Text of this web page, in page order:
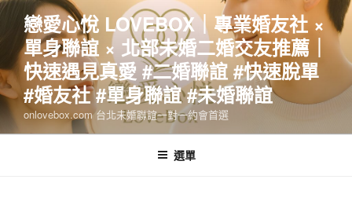
跳
主
要
內
容
戀愛心悅 LOVEBOX｜專業婚友社 ×
單身聯誼 × 北部未婚二婚交友推薦｜
快速遇見真愛 #二婚聯誼 #快速脫單
#婚友社 #單身聯誼 #未婚聯誼
onlovebox.com 台北未婚聯誼一對一約會首選
選單